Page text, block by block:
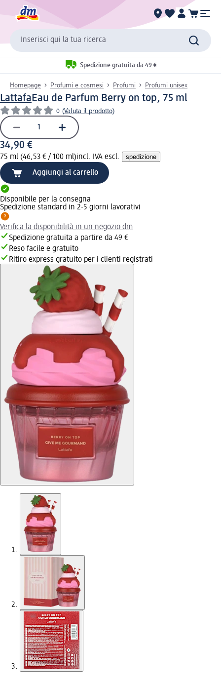
Inserisci qui la tua ricerca
Spedizione gratuita da 49 €
Homepage Profumi e cosmesi Profumi Profumi unisex
LattafaEau de Parfum Berry on top, 75 ml
0 (Valuta il prodotto)
34,90 €
75 ml (46,53 € / 100 ml)incl. IVA escl. spedizione
Aggiungi al carrello
Disponibile per la consegna
Spedizione standard in 2-5 giorni lavorativi
Verifica la disponibilità in un negozio dm
Spedizione gratuita a partire da 49 €
Reso facile e gratuito
Ritiro express gratuito per i clienti registrati